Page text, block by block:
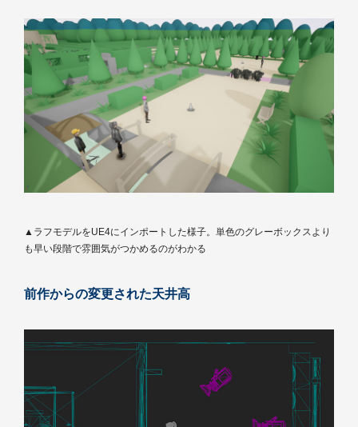
▲ラフモデルをUE4にインポートした様子。単色のグレーボックスより
も早い段階で雰囲気がつかめるのがわかる
前作からの変更された天井高